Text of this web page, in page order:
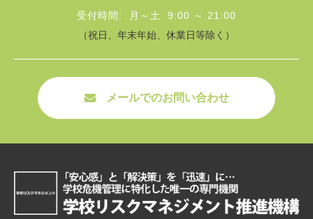
受付時間: 月～土 9:00 ～ 21:00
（祝日、年末年始、休業日等除く）
メールでのお問い合わせ